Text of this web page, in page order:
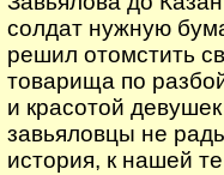
солдат нужную
решил отомстить
товарища по
и красотой
завьяловцы не
история, к нашей